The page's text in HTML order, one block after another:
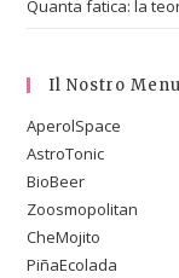
Quanta fatica: la
Il Nostro Menu
AperolSpace
AstroTonic
BioBeer
Zoosmopolitan
CheMojito
PiñaEcolada